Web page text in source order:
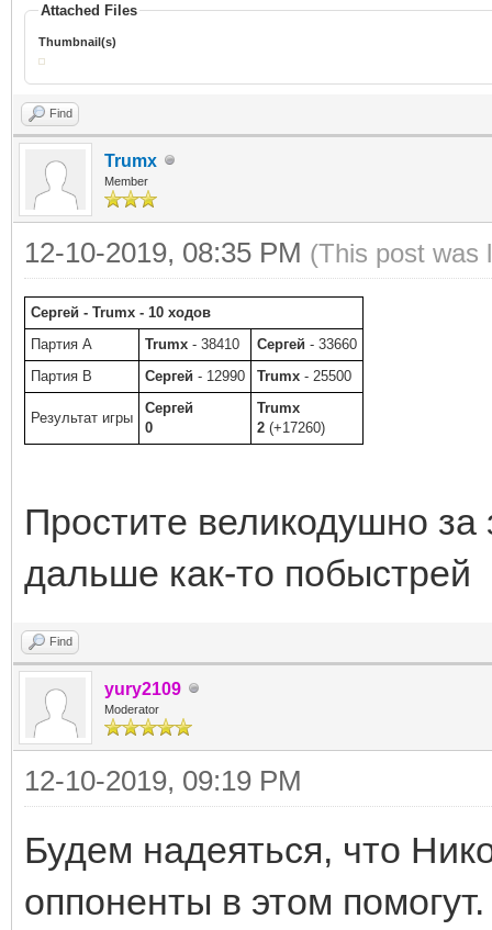
Attached Files
Thumbnail(s)
Find
Trumx
Member
12-10-2019, 08:35 PM (This post was
Сергей - Trumx - 10 ходов
Партия A
Trumx - 38410 Сергей - 33660
Партия B
Сергей - 12990 Trumx - 25500
Результат игры
Сергей
0
Trumx
2 (+17260)
Простите великодушно за
дальше как-то побыстрей
Find
yury2109
Moderator
12-10-2019, 09:19 PM
Будем надеяться, что
оппоненты в этом помогут.